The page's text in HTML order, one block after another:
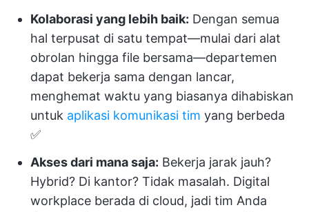
Kolaborasi yang lebih baik: Dengan semua
hal terpusat di satu tempat—mulai dari alat
obrolan hingga file bersama—departemen
dapat bekerja sama dengan lancar,
menghemat waktu yang biasanya dihabiskan
untuk aplikasi komunikasi tim yang berbeda
✅
Akses dari mana saja: Bekerja jarak jauh?
Hybrid? Di kantor? Tidak masalah. Digital
workplace berada di cloud, jadi tim Anda